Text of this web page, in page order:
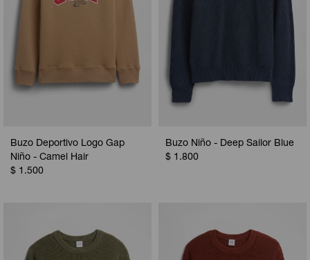
Buzo Deportivo Logo Gap
Niño - Camel Hair
$ 1.500
Buzo Niño - Deep Sailor Blue
$ 1.800